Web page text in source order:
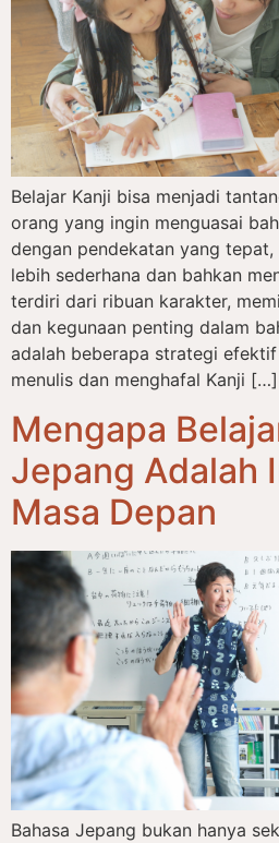
Belajar Kanji bisa menjadi
orang yang ingin menguasai
dengan pendekatan yang
lebih sederhana dan bahkan
terdiri dari ribuan karakter,
dan kegunaan penting dalam
adalah beberapa strategi
menulis dan menghafal Kanji […]
Mengapa
Jepang Adalah
Masa Depan
Bahasa Jepang bukan hanya